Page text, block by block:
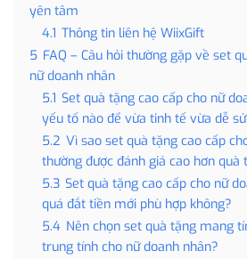
yên tâm
4.1 Thông tin liên hệ WiixGift
5 FAQ – Câu hỏi thường gặp về set
nữ doanh nhân
5.1 Set quà tặng cao cấp cho nữ
yếu tố nào để vừa tinh tế vừa dễ
5.2 Vì sao set quà tặng cao cấp
thường được đánh giá cao hơn quà
5.3 Set quà tặng cao cấp cho nữ
quá đắt tiền mới phù hợp không?
5.4 Nên chọn set quà tặng mang
trung tính cho nữ doanh nhân?